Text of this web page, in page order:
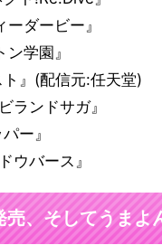
ーダービー』
ン学園』
ト』(配信元:任天堂)
ランドサガ』
ー』
ウバース』
売、そしてうまよ